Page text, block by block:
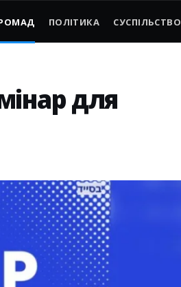
ПОЛІТИКА СУСПІЛЬСТВО
для